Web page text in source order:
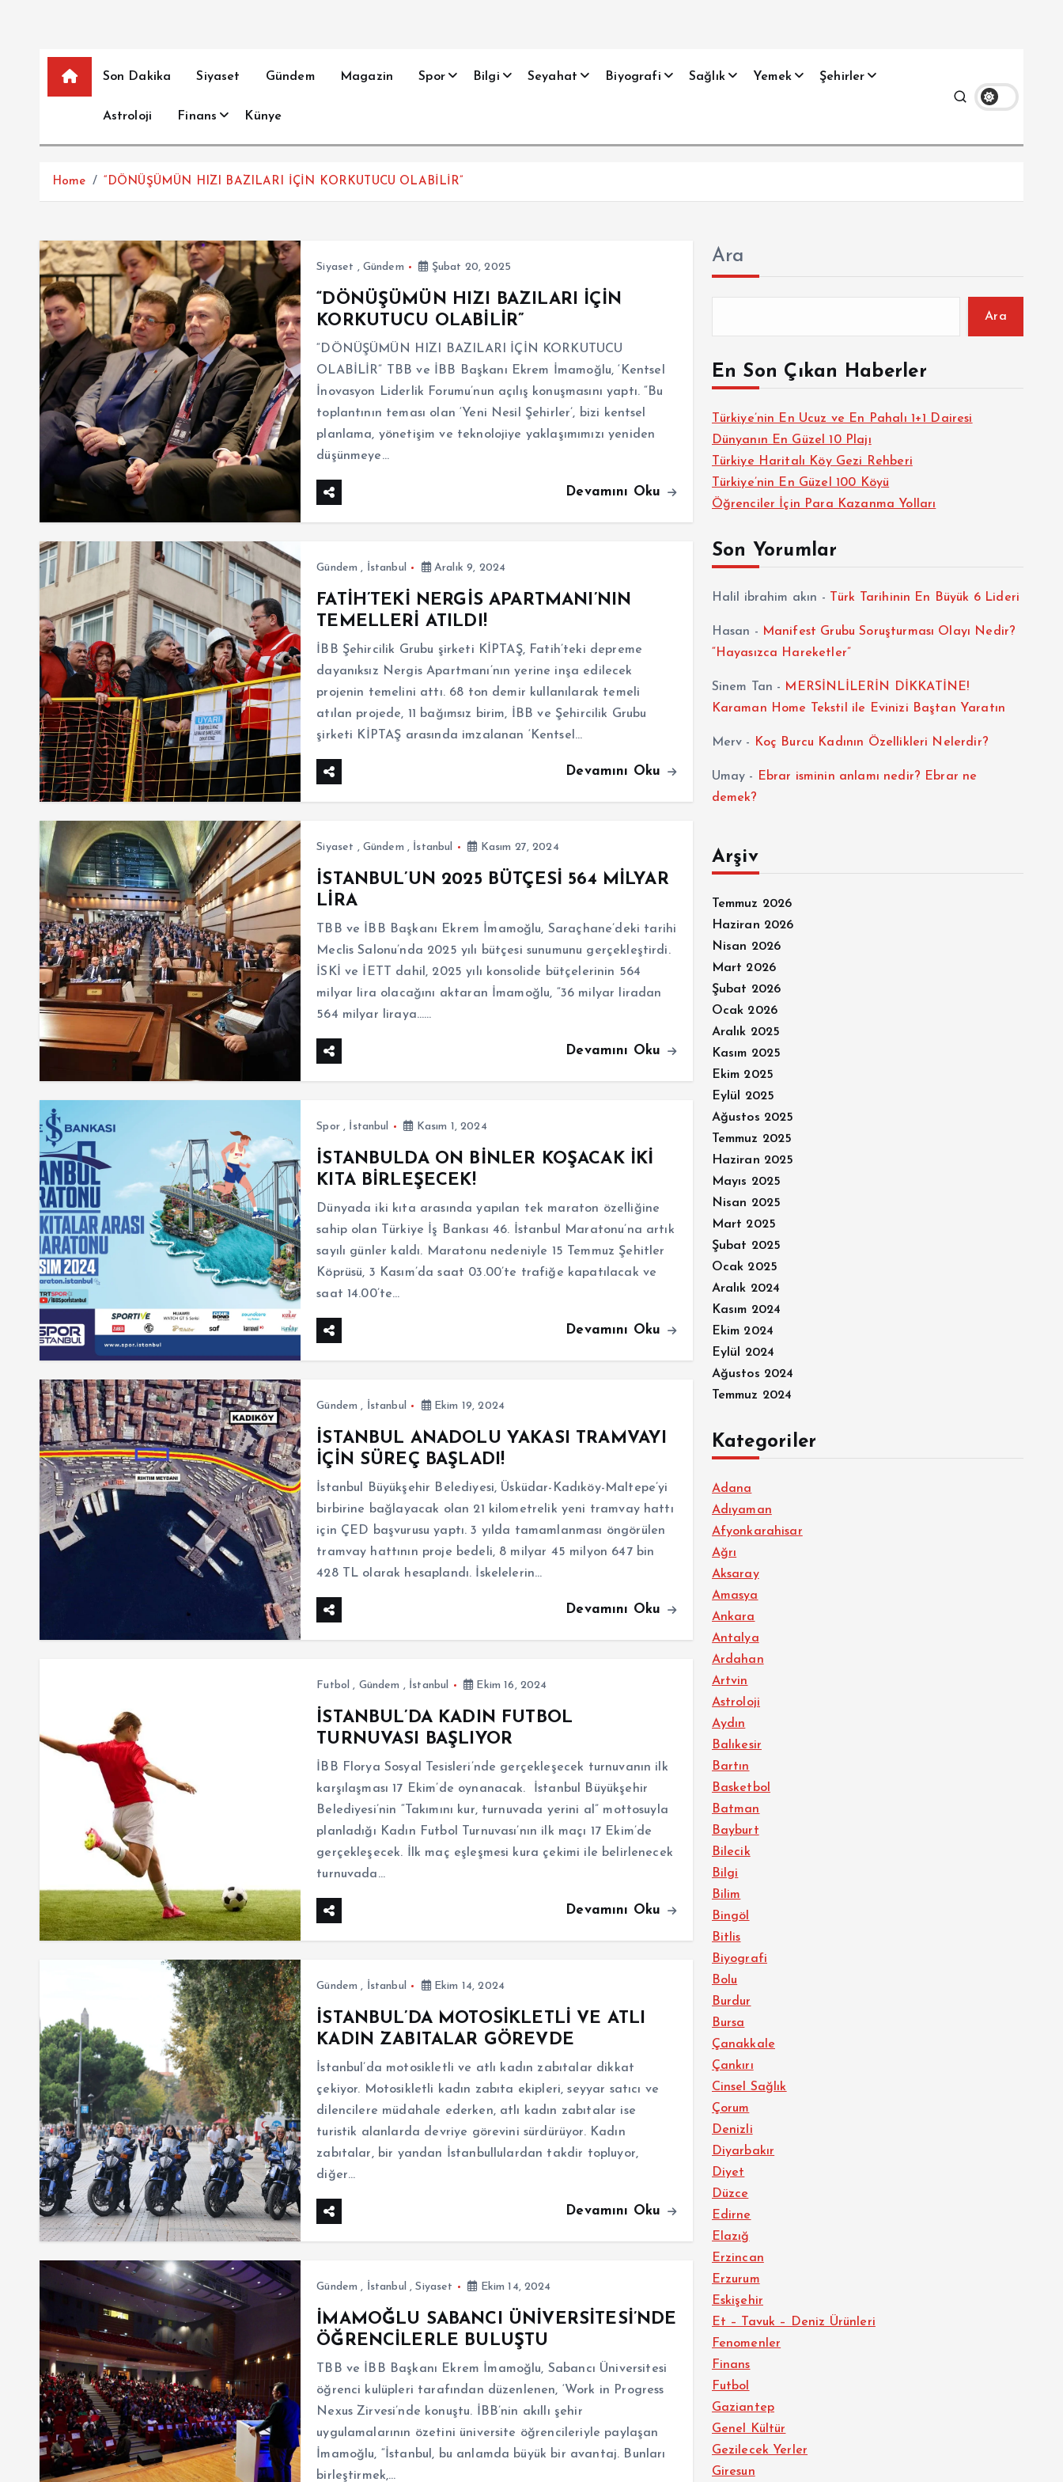
Son Dakika Siyaset Gündem Magazin Spor Bilgi Seyahat Biyografi Sağlık Yemek Şehirler
Astroloji Finans Künye
Home “DÖNÜŞÜMÜN HIZI BAZILARI İÇİN KORKUTUCU OLABİLİR”
Siyaset , Gündem Şubat 20, 2025
“DÖNÜŞÜMÜN HIZI BAZILARI İÇİN
KORKUTUCU OLABİLİR”
“DÖNÜŞÜMÜN HIZI BAZILARI İÇİN KORKUTUCU
OLABİLİR” TBB ve İBB Başkanı Ekrem İmamoğlu, ‘Kentsel
İnovasyon Liderlik Forumu’nun açılış konuşmasını yaptı. “Bu
toplantının teması olan ‘Yeni Nesil Şehirler’, bizi kentsel
planlama, yönetişim ve teknolojiye yaklaşımımızı yeniden
düşünmeye…
Devamını Oku
Gündem , İstanbul Aralık 9, 2024
FATİH’TEKİ NERGİS APARTMANI’NIN
TEMELLERİ ATILDI!
İBB Şehircilik Grubu şirketi KİPTAŞ, Fatih’teki depreme
dayanıksız Nergis Apartmanı’nın yerine inşa edilecek
projenin temelini attı. 68 ton demir kullanılarak temeli
atılan projede, 11 bağımsız birim, İBB ve Şehircilik Grubu
şirketi KİPTAŞ arasında imzalanan ‘Kentsel…
Devamını Oku
Siyaset , Gündem , İstanbul Kasım 27, 2024
İSTANBUL’UN 2025 BÜTÇESİ 564 MİLYAR
LİRA
TBB ve İBB Başkanı Ekrem İmamoğlu, Saraçhane’deki tarihi
Meclis Salonu’nda 2025 yılı bütçesi sunumunu gerçekleştirdi.
İSKİ ve İETT dahil, 2025 yılı konsolide bütçelerinin 564
milyar lira olacağını aktaran İmamoğlu, “36 milyar liradan
564 milyar liraya……
Devamını Oku
Spor, İstanbul Kasım 1, 2024
İSTANBULDA ON BİNLER KOŞACAK İKİ
KITA BİRLEŞECEK!
Dünyada iki kıta arasında yapılan tek maraton özelliğine
sahip olan Türkiye İş Bankası 46. İstanbul Maratonu’na artık
sayılı günler kaldı. Maratonu nedeniyle 15 Temmuz Şehitler
Köprüsü, 3 Kasım’da saat 03.00’te trafiğe kapatılacak ve
saat 14.00’te…
Devamını Oku
Gündem , İstanbul Ekim 19, 2024
İSTANBUL ANADOLU YAKASI TRAMVAYI
İÇİN SÜREÇ BAŞLADI!
İstanbul Büyükşehir Belediyesi, Üsküdar-Kadıköy-Maltepe’yi
birbirine bağlayacak olan 21 kilometrelik yeni tramvay hattı
için ÇED başvurusu yaptı. 3 yılda tamamlanması öngörülen
tramvay hattının proje bedeli, 8 milyar 45 milyon 647 bin
428 TL olarak hesaplandı. İskelelerin…
Devamını Oku
Futbol , Gündem , İstanbul Ekim 16, 2024
İSTANBUL’DA KADIN FUTBOL
TURNUVASI BAŞLIYOR
İBB Florya Sosyal Tesisleri’nde gerçekleşecek turnuvanın ilk
karşılaşması 17 Ekim’de oynanacak. İstanbul Büyükşehir
Belediyesi’nin “Takımını kur, turnuvada yerini al” mottosuyla
planladığı Kadın Futbol Turnuvası’nın ilk maçı 17 Ekim’de
gerçekleşecek. İlk maç eşleşmesi kura çekimi ile belirlenecek
turnuvada…
Devamını Oku
Gündem , İstanbul Ekim 14, 2024
İSTANBUL’DA MOTOSİKLETLİ VE ATLI
KADIN ZABITALAR GÖREVDE
İstanbul’da motosikletli ve atlı kadın zabıtalar dikkat
çekiyor. Motosikletli kadın zabıta ekipleri, seyyar satıcı ve
dilencilere müdahale ederken, atlı kadın zabıtalar ise
turistik alanlarda devriye görevini sürdürüyor. Kadın
zabıtalar, bir yandan İstanbullulardan takdir topluyor,
diğer…
Devamını Oku
Gündem , İstanbul ,Siyaset Ekim 14, 2024
İMAMOĞLU SABANCI ÜNİVERSİTESİ’NDE
ÖĞRENCİLERLE BULUŞTU
TBB ve İBB Başkanı Ekrem İmamoğlu, Sabancı Üniversitesi
öğrenci kulüpleri tarafından düzenlenen, ‘Work in Progress
Nexus Zirvesi’nde konuştu. İBB’nin akıllı şehir
uygulamalarının özetini üniversite öğrencileriyle paylaşan
İmamoğlu, “İstanbul, bu anlamda büyük bir avantaj. Bunları
birleştirmek,…
Ara
Ara
En Son Çıkan Haberler
Türkiye’nin En Ucuz ve En Pahalı 1+1 Dairesi
Dünyanın En Güzel 10 Plajı
Türkiye Haritalı Köy Gezi Rehberi
Türkiye’nin En Güzel 100 Köyü
Öğrenciler İçin Para Kazanma Yolları
Son Yorumlar
Halil ibrahim akın - Türk Tarihinin En Büyük 6 Lideri
Hasan - Manifest Grubu Soruşturması Olayı Nedir?
“Hayasızca Hareketler”
Sinem Tan - MERSİNLİLERİN DİKKATİNE!
Karaman Home Tekstil ile Evinizi Baştan Yaratın
Merv - Koç Burcu Kadının Özellikleri Nelerdir?
Umay -
Ebrar isminin anlamı nedir? Ebrar ne
demek?
Arşiv
Temmuz 2026
Haziran 2026
Nisan 2026
Mart 2026
Şubat 2026
Ocak 2026
Aralık 2025
Kasım 2025
Ekim 2025
Eylül 2025
Ağustos 2025
Temmuz 2025
Haziran 2025
Mayıs 2025
Nisan 2025
Mart 2025
Şubat 2025
Ocak 2025
Aralık 2024
Kasım 2024
Ekim 2024
Eylül 2024
Ağustos 2024
Temmuz 2024
Kategoriler
Adana
Adıyaman
Afyonkarahisar
Ağrı
Aksaray
Amasya
Ankara
Antalya
Ardahan
Artvin
Astroloji
Aydın
Balıkesir
Bartın
Basketbol
Batman
Bayburt
Bilecik
Bilgi
Bilim
Bingöl
Bitlis
Biyografi
Bolu
Burdur
Bursa
Çanakkale
Çankırı
Cinsel Sağlık
Çorum
Denizli
Diyarbakır
Diyet
Düzce
Edirne
Elazığ
Erzincan
Erzurum
Eskişehir
Et – Tavuk – Deniz Ürünleri
Fenomenler
Finans
Futbol
Gaziantep
Genel Kültür
Gezilecek Yerler
Giresun